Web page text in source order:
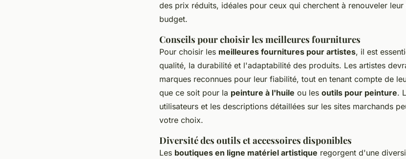
des prix réduits, idéales pour ceux qui cherchent à renouveler
budget.
Conseils pour choisir les meilleures fournitures
Pour choisir les meilleures fournitures pour artistes, il est
qualité, la durabilité et l'adaptabilité des produits. Les artistes
marques reconnues pour leur fiabilité, tout en tenant compte de
que ce soit pour la peinture à l'huile ou les outils pour peinture.
utilisateurs et les descriptions détaillées sur les sites marchands
votre choix.
Diversité des outils et accessoires disponibles
Les boutiques en ligne matériel artistique regorgent d'une